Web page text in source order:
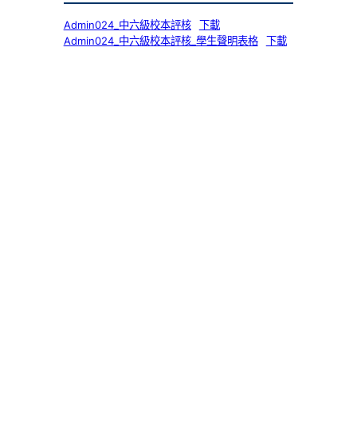
Admin024_中六級校本評核
下載
Admin024_中六級校本評核_學生聲明表格
下載